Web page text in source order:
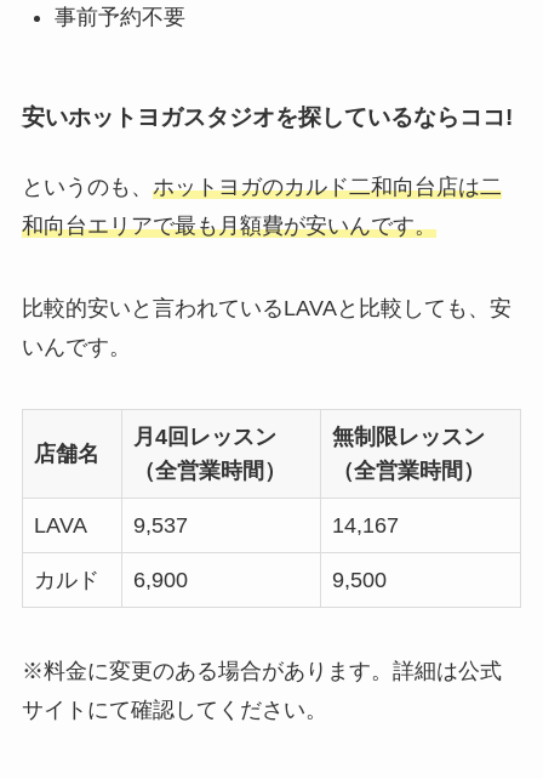
事前予約不要
安いホットヨガスタジオを探しているならココ!
というのも、 ホットヨガのカルド二和向台店は二
和向台エリアで最も月額費が安いんです。
比較的安いと言われているLAVAと比較しても、安
いんです。
店舗名
月4回レッスン
（全営業時間）
無制限レッスン
（全営業時間）
LAVA 9,537 14,167
カルド 6,900 9,500
※料金に変更のある場合があります。詳細は公式
サイトにて確認してください。